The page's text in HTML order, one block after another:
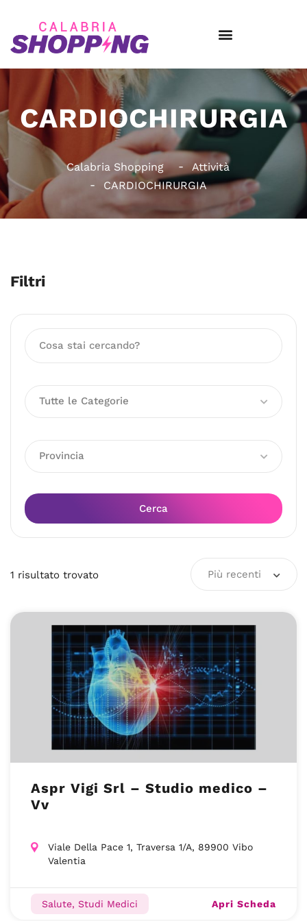
CARDIOCHIRURGIA
Calabria Shopping
Attività
CARDIOCHIRURGIA
Filtri
Tutte le Categorie
Provincia
Cerca
1 risultato trovato Più recenti
Aspr Vigi Srl – Studio medico –
Vv
Viale Della Pace 1, Traversa 1/A, 89900 Vibo
Valentia
Salute, Studi Medici Apri Scheda